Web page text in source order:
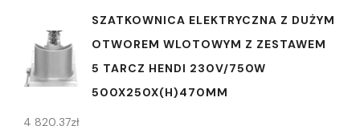
SZATKOWNICA ELEKTRYCZNA Z DUŻYM
OTWOREM WLOTOWYM Z ZESTAWEM
5 TARCZ HENDI 230V/750W
500X250X(H)470MM
4 820,37zł